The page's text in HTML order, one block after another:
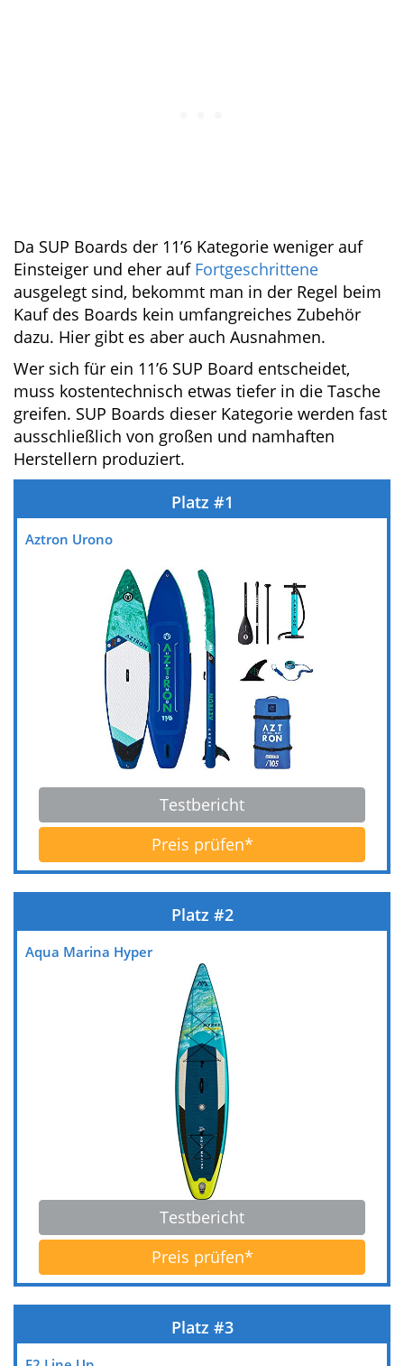
Da SUP Boards der 11’6 Kategorie weniger auf
Einsteiger und eher auf
ausgelegt sind, bekommt man in der Regel
beim Kauf des Boards kein umfangreiches
Zubehör dazu. Hier gibt es aber auch
Ausnahmen.
Wer sich für ein 11’6 SUP Board entscheidet,
muss kostentechnisch etwas tiefer in die
Tasche greifen. SUP Boards dieser Kategorie
werden fast ausschließlich von großen und
namhaften Herstellern produziert.
Aztron Urono
Testbericht
Preis prüfen*
Testbericht